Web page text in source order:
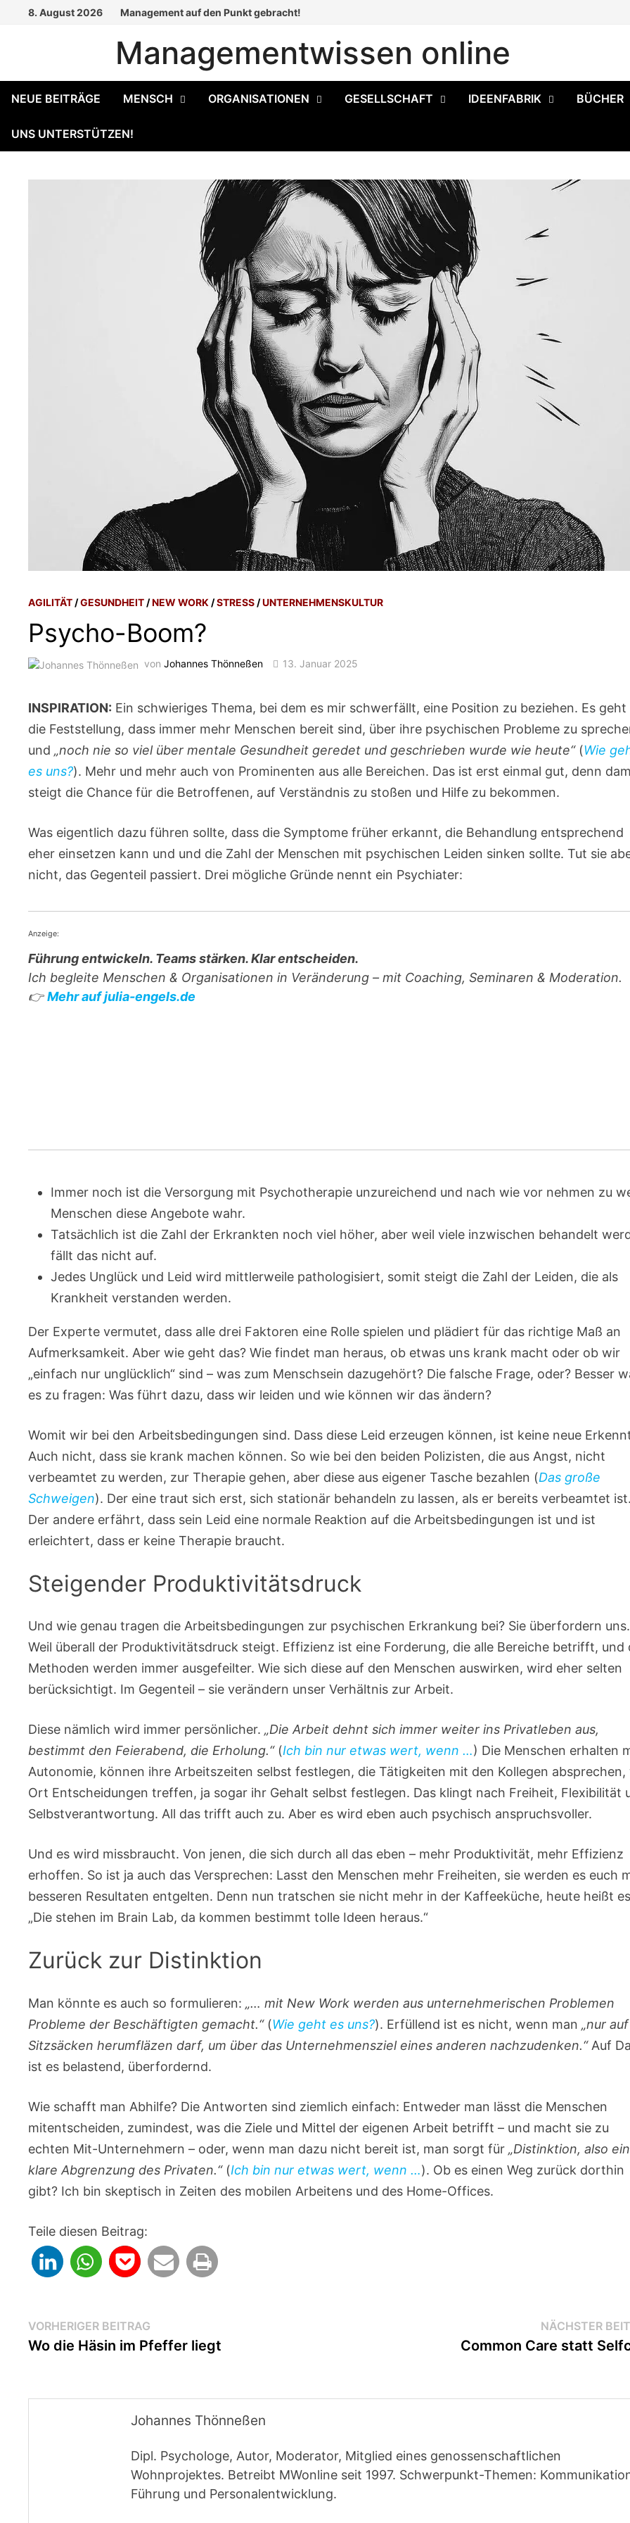
8. August 2026 Management auf den Punkt gebracht!
Managementwissen online
NEUE BEITRÄGE MENSCH ORGANISATIONEN GESELLSCHAFT IDEENFABRIK BÜCHER
UNS UNTERSTÜTZEN!
AGILITÄT /GESUNDHEIT /NEW WORK /STRESS /UNTERNEHMENSKULTUR
Psycho-Boom?
vonJohannes Thönneßen 13. Januar 2025
INSPIRATION: Ein schwieriges Thema, bei dem es mir schwerfällt, eine Position zu beziehen. Es geht
die Feststellung, dass immer mehr Menschen bereit sind, über ihre psychischen Probleme zu
und„noch nie so viel über mentale Gesundheit geredet und geschrieben wurde wie heute“(Wie
es uns?). Mehr und mehr auch von Prominenten aus alle Bereichen. Das ist erst einmal gut, denn
steigt die Chance für die Betroffenen, auf Verständnis zu stoßen und Hilfe zu bekommen.
Was eigentlich dazu führen sollte, dass die Symptome früher erkannt, die Behandlung entsprechend
eher einsetzen kann und und die Zahl der Menschen mit psychischen Leiden sinken sollte. Tut sie
nicht, das Gegenteil passiert. Drei mögliche Gründe nennt ein Psychiater:
Anzeige:
Führung entwickeln. Teams stärken. Klar entscheiden.
Ich begleite Menschen & Organisationen in Veränderung – mit Coaching, Seminaren & Moderation.
👉Mehr auf julia-engels.de
Immer noch ist die Versorgung mit Psychotherapie unzureichend und nach wie vor nehmen zu
Menschen diese Angebote wahr.
Tatsächlich ist die Zahl der Erkrankten noch viel höher, aber weil viele inzwischen behandelt
fällt das nicht auf.
Jedes Unglück und Leid wird mittlerweile pathologisiert, somit steigt die Zahl der Leiden, die als
Krankheit verstanden werden.
Der Experte vermutet, dass alle drei Faktoren eine Rolle spielen und plädiert für das richtige Maß an
Aufmerksamkeit. Aber wie geht das? Wie findet man heraus, ob etwas uns krank macht oder ob wir
„einfach nur unglücklich“ sind – was zum Menschsein dazugehört? Die falsche Frage, oder? Besser
es zu fragen: Was führt dazu, dass wir leiden und wie können wir das ändern?
Womit wir bei den Arbeitsbedingungen sind. Dass diese Leid erzeugen können, ist keine neue
Auch nicht, dass sie krank machen können. So wie bei den beiden Polizisten, die aus Angst, nicht
verbeamtet zu werden, zur Therapie gehen, aber diese aus eigener Tasche bezahlen (Das große
Schweigen). Der eine traut sich erst, sich stationär behandeln zu lassen, als er bereits verbeamtet ist.
Der andere erfährt, dass sein Leid eine normale Reaktion auf die Arbeitsbedingungen ist und ist
erleichtert, dass er keine Therapie braucht.
Steigender Produktivitätsdruck
Und wie genau tragen die Arbeitsbedingungen zur psychischen Erkrankung bei? Sie überfordern uns.
Weil überall der Produktivitätsdruck steigt. Effizienz ist eine Forderung, die alle Bereiche betrifft, und
Methoden werden immer ausgefeilter. Wie sich diese auf den Menschen auswirken, wird eher selten
berücksichtigt. Im Gegenteil – sie verändern unser Verhältnis zur Arbeit.
Diese nämlich wird immer persönlicher.„Die Arbeit dehnt sich immer weiter ins Privatleben aus,
bestimmt den Feierabend, die Erholung.“(Ich bin nur etwas wert, wenn …) Die Menschen erhalten
Autonomie, können ihre Arbeitszeiten selbst festlegen, die Tätigkeiten mit den Kollegen absprechen,
Ort Entscheidungen treffen, ja sogar ihr Gehalt selbst festlegen. Das klingt nach Freiheit, Flexibilität
Selbstverantwortung. All das trifft auch zu. Aber es wird eben auch psychisch anspruchsvoller.
Und es wird missbraucht. Von jenen, die sich durch all das eben – mehr Produktivität, mehr Effizienz
erhoffen. So ist ja auch das Versprechen: Lasst den Menschen mehr Freiheiten, sie werden es euch
besseren Resultaten entgelten. Denn nun tratschen sie nicht mehr in der Kaffeeküche, heute heißt
„Die stehen im Brain Lab, da kommen bestimmt tolle Ideen heraus.“
Zurück zur Distinktion
Man könnte es auch so formulieren:„… mit New Work werden aus unternehmerischen Problemen
Probleme der Beschäftigten gemacht.“(Wie geht es uns?). Erfüllend ist es nicht, wenn man„nur auf
Sitzsäcken herumfläzen darf, um über das Unternehmensziel eines anderen nachzudenken.“Auf
ist es belastend, überfordernd.
Wie schafft man Abhilfe? Die Antworten sind ziemlich einfach: Entweder man lässt die Menschen
mitentscheiden, zumindest, was die Ziele und Mittel der eigenen Arbeit betrifft – und macht sie zu
echten Mit-Unternehmern – oder, wenn man dazu nicht bereit ist, man sorgt für„Distinktion, also
klare Abgrenzung des Privaten.“(Ich bin nur etwas wert, wenn …). Ob es einen Weg zurück dorthin
gibt? Ich bin skeptisch in Zeiten des mobilen Arbeitens und des Home-Offices.
Teile diesen Beitrag:
Beitragsnavigation
VORHERIGER BEITRAG
Beitrag:
Wo die Häsin im Pfeffer liegt
NÄCHSTER
Common Care statt
Johannes Thönneßen
Dipl. Psychologe, Autor, Moderator, Mitglied eines genossenschaftlichen
Wohnprojektes. Betreibt MWonline seit 1997. Schwerpunkt-Themen:
Führung und Personalentwicklung.